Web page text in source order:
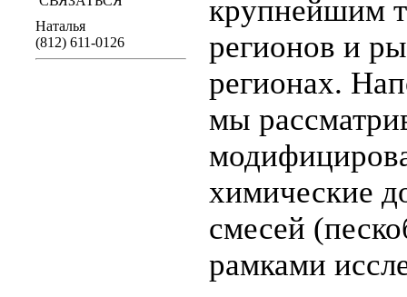
Наталья
(812) 611-0126
крупнейшим
регионов и
регионах.
мы
химические
смесей
рамками